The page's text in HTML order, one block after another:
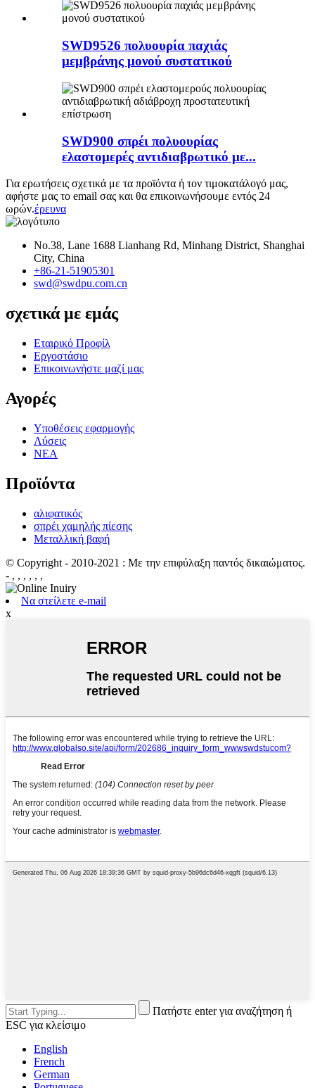
SWD9526 πολυουρία παχιάς
μεμβράνης μονού συστατικού
SWD900 σπρέι πολυουρίας
ελαστομερές αντιδιαβρωτικό με...
Για ερωτήσεις σχετικά με τα προϊόντα ή τον τιμοκατάλογό μας,
αφήστε μας το email σας και θα επικοινωνήσουμε εντός 24
ωρών.έρευνα
No.38, Lane 1688 Lianhang Rd, Minhang District, Shanghai
City, China
+86-21-51905301
swd@swdpu.com.cn
σχετικά με εμάς
Εταιρικό Προφίλ
Εργοστάσιο
Επικοινωνήστε μαζί μας
Αγορές
Υποθέσεις εφαρμογής
Λύσεις
ΝΕΑ
Προϊόντα
αλιφατικός
σπρέι χαμηλής πίεσης
Μεταλλική βαφή
© Copyright - 2010-2021 : Με την επιφύλαξη παντός δικαιώματος.
- , , , , , ,
Να στείλετε e-mail
x
Πατήστε enter για αναζήτηση ή
ESC για κλείσιμο
English
French
German